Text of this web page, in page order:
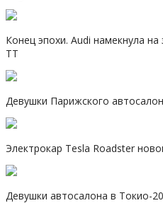
Конец эпохи. Audi намекнула
TT
Девушки Парижского
Электрокар Tesla Roadster
Девушки автосалона в Токио-